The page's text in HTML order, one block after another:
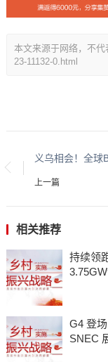
本文来源于网络，不
23-11132-0.html
上一篇
相关推荐
持续领
G4 登
SNEC